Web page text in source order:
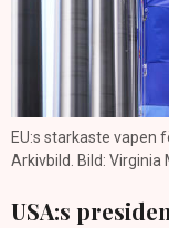
EU:s starkaste vapen
Arkivbild. Bild:
USA:s